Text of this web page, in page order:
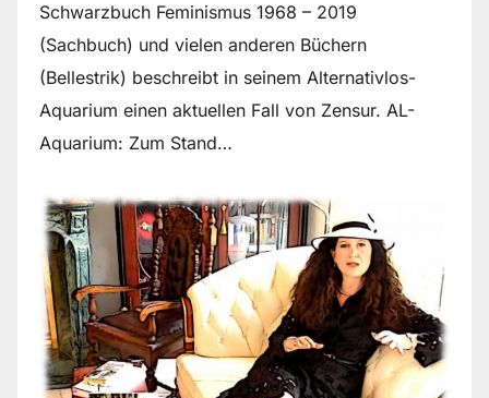
Schwarzbuch Feminismus 1968 – 2019
(Sachbuch) und vielen anderen Büchern
(Bellestrik) beschreibt in seinem Alternativlos-
Aquarium einen aktuellen Fall von Zensur. AL-
Aquarium: Zum Stand…